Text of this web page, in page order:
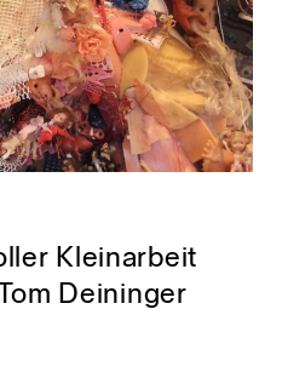
Kleinarbeit
Deininger